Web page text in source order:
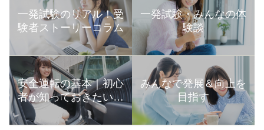
一発試験のリアル！受
験者ストーリーコラム
一発試験・みんなの体
験談
安全運転の基本｜初心
者が知っておきたい運
転の知識まとめ
みんなで発展＆向上を
目指す